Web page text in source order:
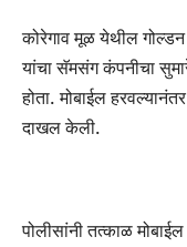
कोरेगाव मूळ येथील गोल्डन
यांचा सॅमसंग कंपनीचा
होता. मोबाईल
दाखल केली.
पोलीसांनी तत्काळ